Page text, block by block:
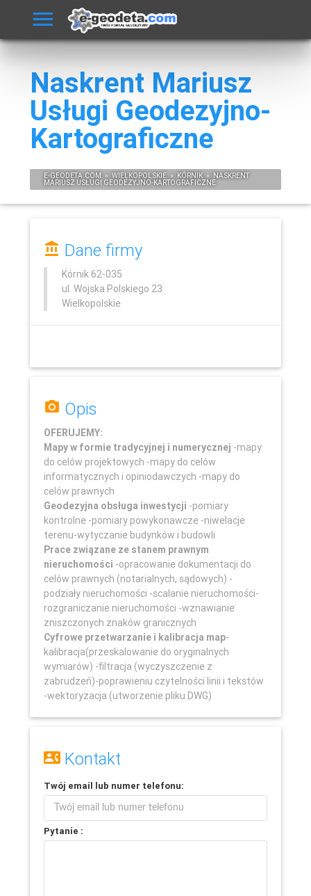
Naskrent Mariusz
Usługi Geodezyjno-
Kartograficzne
E-GEODETA.COM » WIELKOPOLSKIE » KÓRNIK » NASKRENT
MARIUSZ USŁUGI GEODEZYJNO-KARTOGRAFICZNE
Dane firmy
Kórnik 62-035
ul. Wojska Polskiego 23
Wielkopolskie
Opis
OFERUJEMY:
Mapy w formie tradycyjnej i numerycznej -mapy
do celów projektowych -mapy do celów
informatycznych i opiniodawczych -mapy do
celów prawnych
Geodezyjna obsługa inwestycji -pomiary
kontrolne -pomiary powykonawcze -niwelacje
terenu-wytyczanie budynków i budowli
Prace związane ze stanem prawnym
nieruchomości -opracowanie dokumentacji do
celów prawnych (notarialnych, sądowych) -
podziały nieruchomości -scalanie nieruchomości-
rozgraniczanie nieruchomości -wznawianie
zniszczonych znaków granicznych
Cyfrowe przetwarzanie i kalibracja map-
kalibracja(przeskalowanie do oryginalnych
wymiarów) -filtracja (wyczyszczenie z
zabrudzeń)-poprawieniu czytelności linii i tekstów
-wektoryzacja (utworzenie pliku DWG)
Kontakt
Twój email lub numer telefonu:
Pytanie :